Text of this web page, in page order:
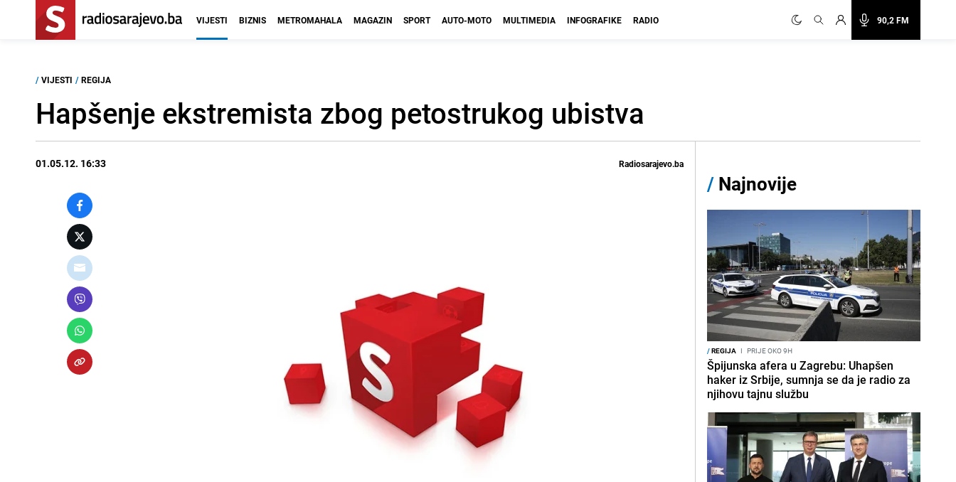
90,2 FM
VIJESTI BIZNIS METROMAHALA MAGAZIN SPORT AUTO-MOTO MULTIMEDIA INFOGRAFIKE RADIO
/ VIJESTI / REGIJA
Hapšenje ekstremista zbog petostrukog ubistva
01.05.12. 16:33 Radiosarajevo.ba
/ Najnovije
/REGIJA I PRIJE OKO 9H
Špijunska afera u Zagrebu: Uhapšen
haker iz Srbije, sumnja se da je radio za
njihovu tajnu službu